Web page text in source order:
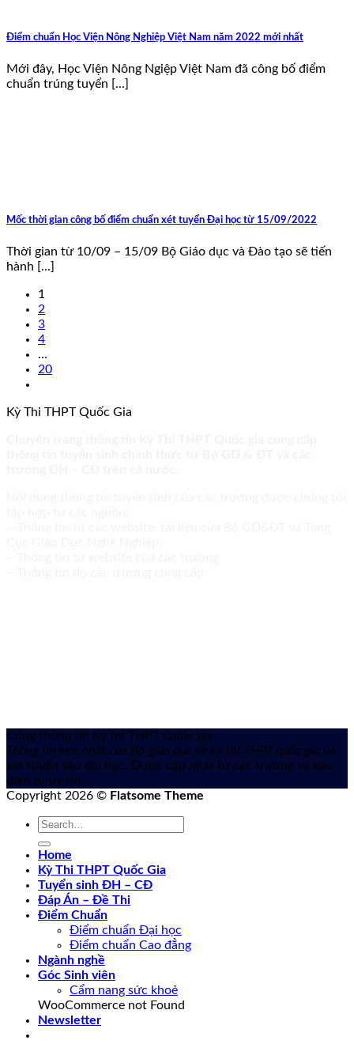
Điểm chuẩn Học Viện Nông Nghiệp Việt Nam năm 2022 mới nhất
Mới đây, Học Viện Nông Ngiệp Việt Nam đã công bố điểm
chuẩn trúng tuyển [...]
Mốc thời gian công bố điểm chuẩn xét tuyển Đại học từ 15/09/2022
Thời gian từ 10/09 – 15/09 Bộ Giáo dục và Đào tạo sẽ tiến
hành [...]
1
2
3
4
…
20
Kỳ Thi THPT Quốc Gia
Cổng thông tin Kỳ thi THPT Quốc gia
Thông tin mới nhất của Bộ giáo dục về kỳ thi THPT quốc gia và
xét tuyển vào đại học. Được cập nhật từ các trường và báo
điện tử uy tín.
Copyright 2026 © Flatsome Theme
Home
Kỳ Thi THPT Quốc Gia
Tuyển sinh ĐH – CĐ
Đáp Án – Đề Thi
Điểm Chuẩn
Điểm chuẩn Đại học
Điểm chuẩn Cao đẳng
Ngành nghề
Góc Sinh viên
Cẩm nang sức khoẻ
WooCommerce not Found
Newsletter